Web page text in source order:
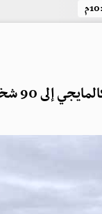
و26 مفقوداً